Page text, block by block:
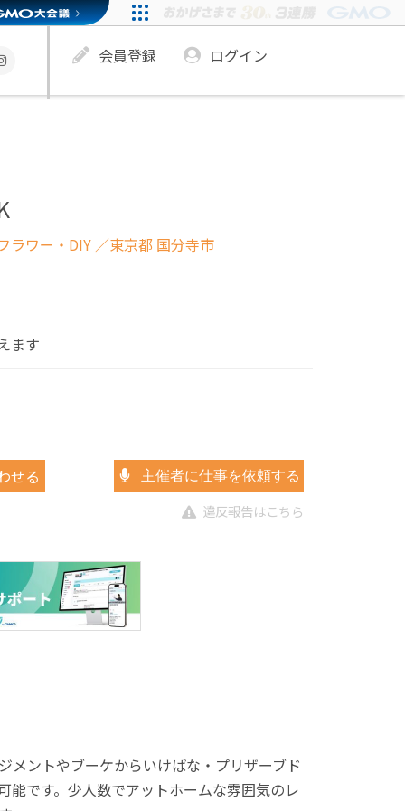
会員登録 ログイン
ラワー・DIY ／東京都 国分寺市
ます
せる 主催者に仕事を依頼する
違反報告はこちら
メントやブーケからいけばな・プリザーブド
能です。少人数でアットホームな雰囲気のレ